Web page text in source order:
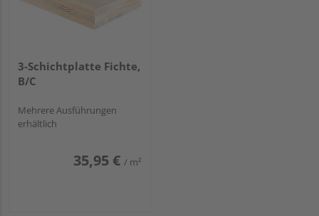
3-Schichtplatte Fichte,
B/C
Mehrere Ausführungen
erhältlich
35,95 € / m²